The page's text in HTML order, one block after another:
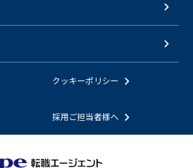
クッキーポリシー
採用ご担当者様へ